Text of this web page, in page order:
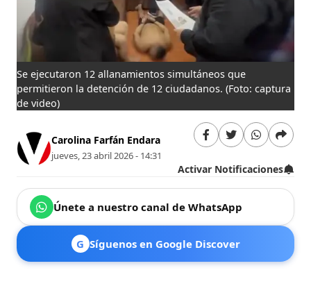
Se ejecutaron 12 allanamientos simultáneos que
permitieron la detención de 12 ciudadanos. (Foto: captura
de video)
Carolina Farfán Endara
jueves, 23 abril 2026 - 14:31
Activar Notificaciones
Únete a nuestro canal de WhatsApp
G Síguenos en Google Discover